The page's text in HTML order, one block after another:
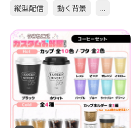
縦型配信
動く背景 ...